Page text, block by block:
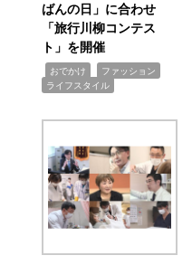
ばんの日」に合わせ
「旅行川柳コンテス
ト」を開催
おでかけ ファッション
ライフスタイル